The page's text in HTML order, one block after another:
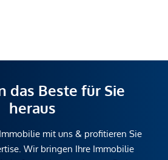
das Beste für Sie
heraus
mit uns & profitieren Sie
Wir bringen Ihre Immobilie